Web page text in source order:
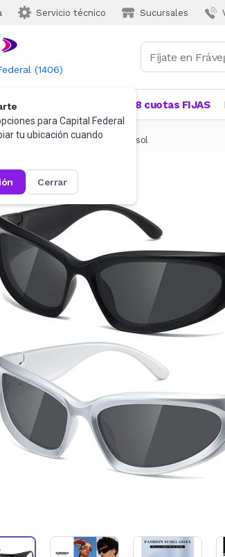
Servicio técnico Sucursales
(1406)
para Capital Federal
tu ubicación cuando
cerrar
Vendidos 18 cuotas FIJAS
Accesorios Anteojos de sol